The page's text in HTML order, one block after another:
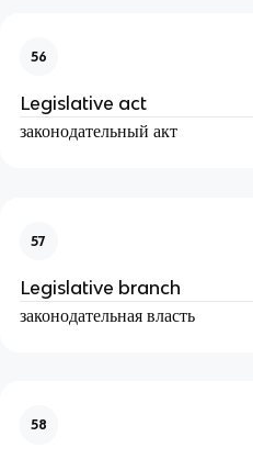
56
Legislative act
законодательный акт
57
Legislative branch
законодательная власть
58